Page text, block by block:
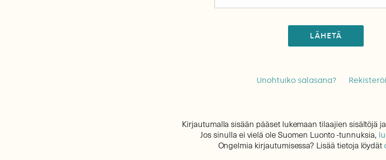
LÄHETÄ
Unohtuiko salasana?
Kirjautumalla sisään pääset lukemaan tilaajien sisältöjä
Jos sinulla ei vielä ole Suomen Luonto -tunnuksia,
Ongelmia kirjautumisessa? Lisää tietoja löydät